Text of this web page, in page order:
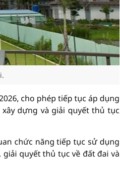
cho phép tiếp tục áp dụng
dựng và giải quyết thủ tục
chức năng tiếp tục sử dụng
quyết thủ tục về đất đai và